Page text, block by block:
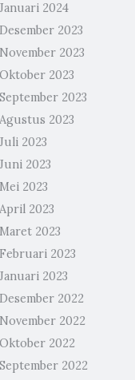
Januari 2024
Desember 2023
November 2023
Oktober 2023
September 2023
Agustus 2023
Juli 2023
Juni 2023
Mei 2023
April 2023
Maret 2023
Februari 2023
Januari 2023
Desember 2022
November 2022
Oktober 2022
September 2022